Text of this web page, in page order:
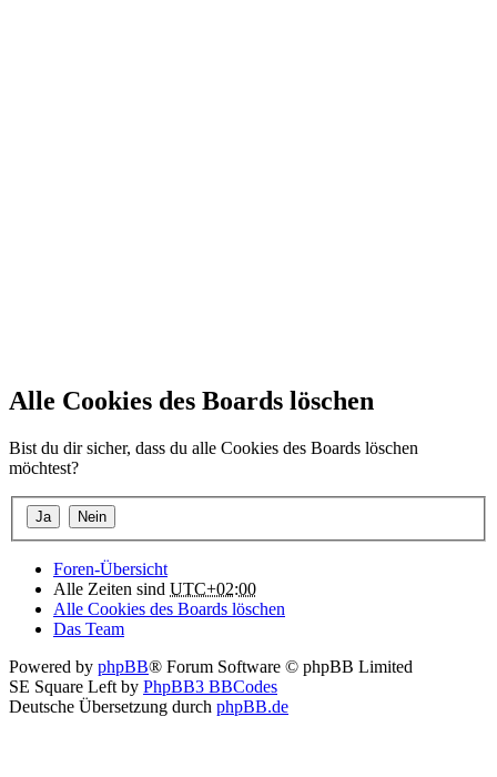
Alle Cookies des Boards löschen
Bist du dir sicher, dass du alle Cookies des Boards löschen
möchtest?
Foren-Übersicht
Alle Zeiten sind UTC+02:00
Alle Cookies des Boards löschen
Das Team
Powered by phpBB® Forum Software © phpBB Limited
SE Square Left by PhpBB3 BBCodes
Deutsche Übersetzung durch phpBB.de